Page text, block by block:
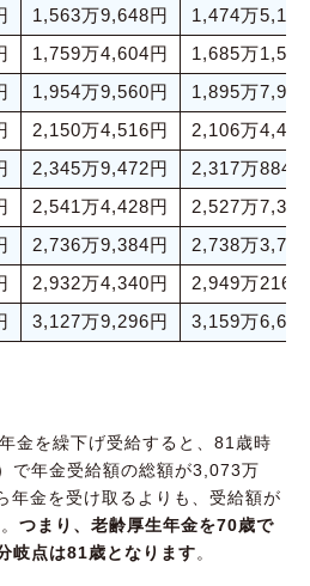
1,563万9,648円
1,474万
1,759万4,604円
1,685万
1,954万9,560円
1,895万
2,150万4,516円
2,106万
2,345万9,472円
2,317万884円
2,541万4,428円
2,527万
2,736万9,384円
2,738万
2,932万4,340円
2,949万216円
3,127万9,296円 3,159万
金を繰下げ受給すると、81歳時
で年金受給額の総額が3,073万
年金を受け取るよりも、受給額が
つまり、老齢厚生年金を70歳で
岐点は81歳となります。